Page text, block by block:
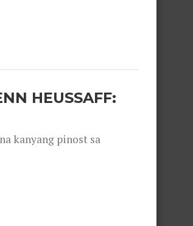
HEUSSAFF:
kanyang pinost sa